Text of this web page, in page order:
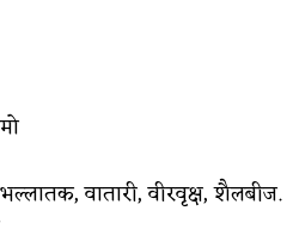
वातारी, वीरवृक्ष, शैलबीज.